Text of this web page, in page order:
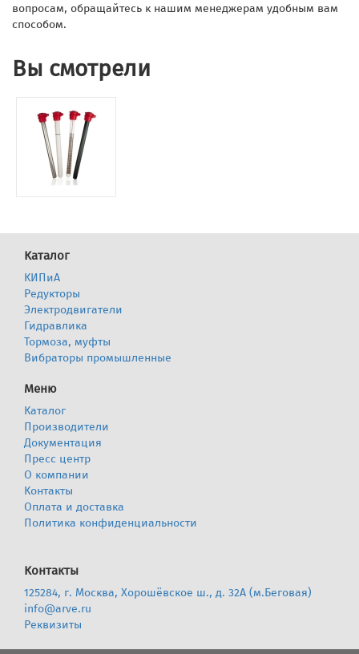
вопросам, обращайтесь к нашим менеджерам удобным вам
способом.
Вы смотрели
Каталог
КИПиА
Редукторы
Электродвигатели
Гидравлика
Тормоза, муфты
Вибраторы промышленные
Меню
Каталог
Производители
Документация
Пресс центр
О компании
Контакты
Оплата и доставка
Политика конфиденциальности
Контакты
125284, г. Москва, Хорошёвское ш., д. 32А (м.Беговая)
info@arve.ru
Реквизиты